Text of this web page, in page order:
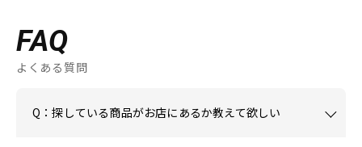
FAQ
よくある質問
Q：探している商品がお店にあるか教えて欲しい